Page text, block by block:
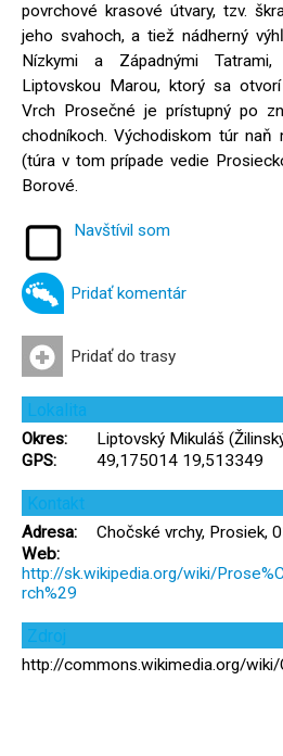
povrchové krasové útvary, tzv.
jeho svahoch, a tiež nádherný
Nízkymi a Západnými
Liptovskou Marou, ktorý sa
Vrch Prosečné je prístupný po
chodníkoch. Východiskom túr
(túra v tom prípade vedie
Borové.
Navštívil som
Pridať komentár
Pridať do trasy
Lokalita
Okres:
Liptovský Mikuláš
GPS:
49,175014 19,513349
Kontakt
Adresa:
Chočské vrchy, Prosiek,
Web:
http://sk.wikipedia.org/wiki/
rch%29
Zdroj
http://commons.wikimedia.org/wiki/